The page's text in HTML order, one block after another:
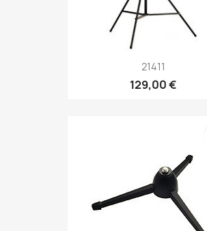
21411
129,00 €